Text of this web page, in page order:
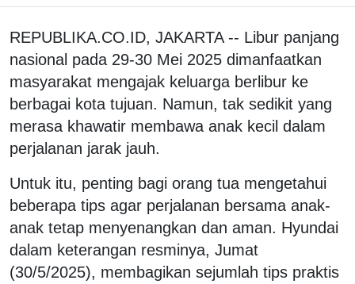
REPUBLIKA.CO.ID, JAKARTA -- Libur panjang
nasional pada 29-30 Mei 2025 dimanfaatkan
masyarakat mengajak keluarga berlibur ke
berbagai kota tujuan. Namun, tak sedikit yang
merasa khawatir membawa anak kecil dalam
perjalanan jarak jauh.
Untuk itu, penting bagi orang tua mengetahui
beberapa tips agar perjalanan bersama anak-
anak tetap menyenangkan dan aman. Hyundai
dalam keterangan resminya, Jumat
(30/5/2025), membagikan sejumlah tips praktis